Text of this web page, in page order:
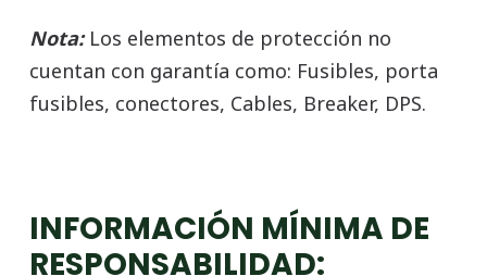
Nota:Los elementos de protección no
cuentan con garantía como: Fusibles, porta
fusibles, conectores, Cables, Breaker, DPS.
INFORMACIÓN MÍNIMA DE
RESPONSABILIDAD: